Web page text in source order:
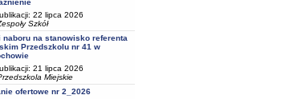
22 lipca 2026
Szkół
naboru na stanowisko referenta
Przedszkolu nr 41 w
21 lipca 2026
Miejskie
ofertowe nr 2_2026